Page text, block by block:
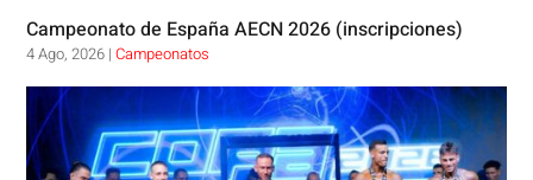
Campeonato de España AECN 2026 (inscripciones)
4 Ago, 2026 |Campeonatos